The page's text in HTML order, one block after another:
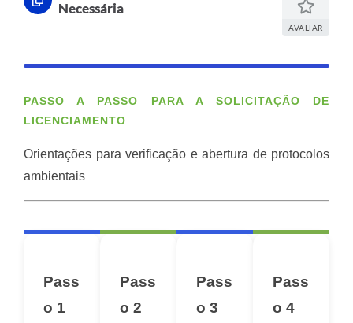
Necessária
AVALIAR
PASSO A PASSO PARA A SOLICITAÇÃO DE
LICENCIAMENTO
Orientações para verificação e abertura de protocolos
ambientais
Pass
o 1
Pass
o 2
Pass
o 3
Pass
o 4